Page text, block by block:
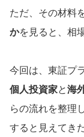
ただ、その材料
かを見ると、相
今回は、東証プ
個人投資家と海
らの流れを整理
すると見えてき